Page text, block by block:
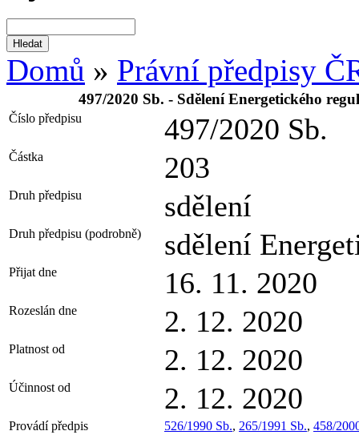
Domů » Právní předpisy
497/2020 Sb. - Sdělení Energetického
Číslo předpisu 497/2020 Sb.
Částka 203
Druh předpisu sdělení
Druh předpisu (podrobně) sdělení
Přijat dne 16. 11. 2020
Rozeslán dne 2. 12. 2020
Platnost od 2. 12. 2020
Účinnost od 2. 12. 2020
Provádí předpis 526/1990 Sb., 265/1991 Sb., 458/